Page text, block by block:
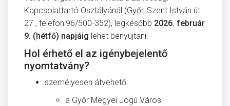
Kapcsolattartó Osztályánál (Győr, Szent István út
27., telefon:96/500-352), legkésőbb 2026. február
9. (hétfő) napjáig lehet benyújtani.
Hol érhető el az igénybejelentő
nyomtatvány?
személyesen átvehető:
a Győr Megyei Jogú Város